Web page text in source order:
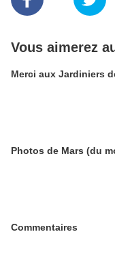
Vous aimerez
Merci aux Jardiniers
Photos de Mars (du
Commentaires